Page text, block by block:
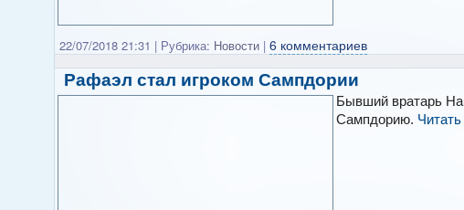
22/07/2018 21:31 | Рубрика: Новости | 6 комментариев
Рафаэл стал игроком Сампдории
Бывший вратарь
Сампдорию.